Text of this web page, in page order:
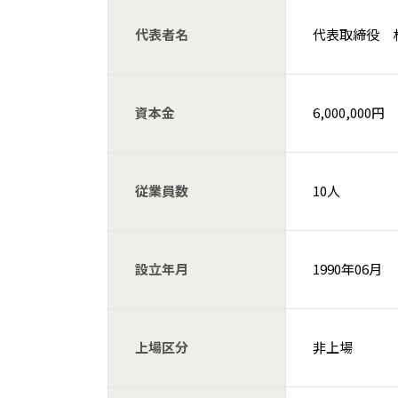
代表者名 代表取締役
資本金 6,000,000円
従業員数 10人
設立年月 1990年06月
上場区分 非上場